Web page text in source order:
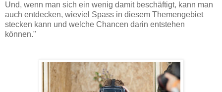
Und, wenn man sich ein wenig damit beschäftigt, kann man
auch entdecken, wieviel Spass in diesem Themengebiet
stecken kann und welche Chancen darin entstehen
können."